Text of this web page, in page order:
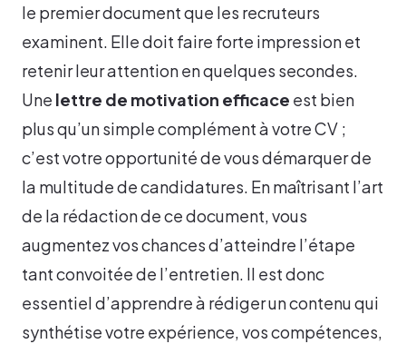
le premier document que les recruteurs
examinent. Elle doit faire forte impression et
retenir leur attention en quelques secondes.
Une lettre de motivation efficace est bien
plus qu’un simple complément à votre CV ;
c’est votre opportunité de vous démarquer de
la multitude de candidatures. En maîtrisant l’art
de la rédaction de ce document, vous
augmentez vos chances d’atteindre l’étape
tant convoitée de l’entretien. Il est donc
essentiel d’apprendre à rédiger un contenu qui
synthétise votre expérience, vos compétences,